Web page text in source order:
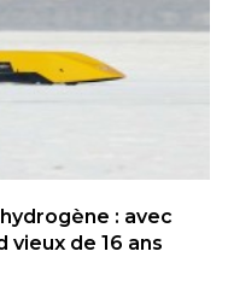
: avec
vieux de 16 ans